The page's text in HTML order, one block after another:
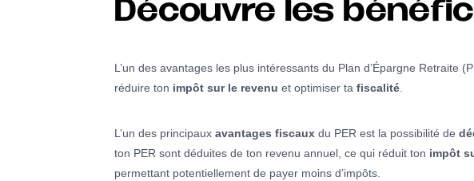
Découvre les
L’un des avantages les plus intéressants du Plan d’Épargne Retraite
réduire ton impôt sur le revenu et optimiser ta fiscalité
L’un des principaux avantages fiscaux du PER est la possibilité de
ton PER sont déduites de ton revenu annuel, ce qui réduit ton impôt
permettant potentiellement de payer moins d’impôts.